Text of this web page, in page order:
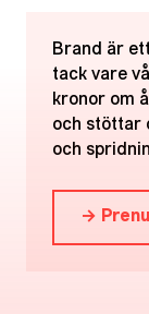
Brand är
tack vare
kronor om
och stöttar
och
→